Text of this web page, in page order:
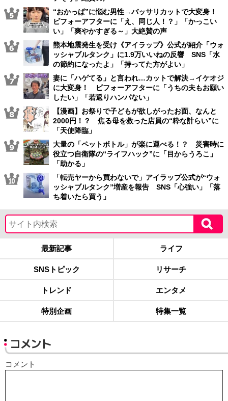
“おかっぱ”に悩む男性→バッサリカットで大変身！
ビフォーアフターに「え、同じ人！？」「かっこい
い」「爽やかすぎる～」大絶賛の声
熊本地震発生を受け《アイラップ》公式が紹介「ウォ
ッシャブルタンク」に1.9万いいねの反響 SNS「水
の節約になったよ」「持ってた方がよい」
妻に「ハゲてる」と言われ…カットで解決→イケオジ
に大変身！ ビフォーアフターに「うちの夫もお願い
したい」「若返りハンパない」
【漫画】お祭りで子どもが欲しがったお面、なんと
2000円！？ 焦る母を救った店員の“粋な計らい”に
「天使降臨」
大量の「ペットボトル」が楽に運べる！？ 災害時に
役立つ自衛隊の“ライフハック”に「目からうろこ」
「助かる」
「転売ヤーから買わないで」アイラップ公式が“ウォ
ッシャブルタンク”増産を報告 SNS「心強い」「落
ち着いたら買う」
最新記事 ライフ
SNSトピック リサーチ
トレンド エンタメ
特別企画 特集一覧
コメント
コメント